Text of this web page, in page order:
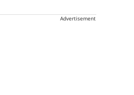
Advertisement